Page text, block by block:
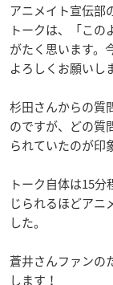
アニメイト宣伝部
トークは、「この
がたく思います。
よろしくお願いし
杉田さんからの質
のですが、どの質
られていたのが印
トーク自体は15
じられるほどアニ
した。
蒼井さんファンの
します！